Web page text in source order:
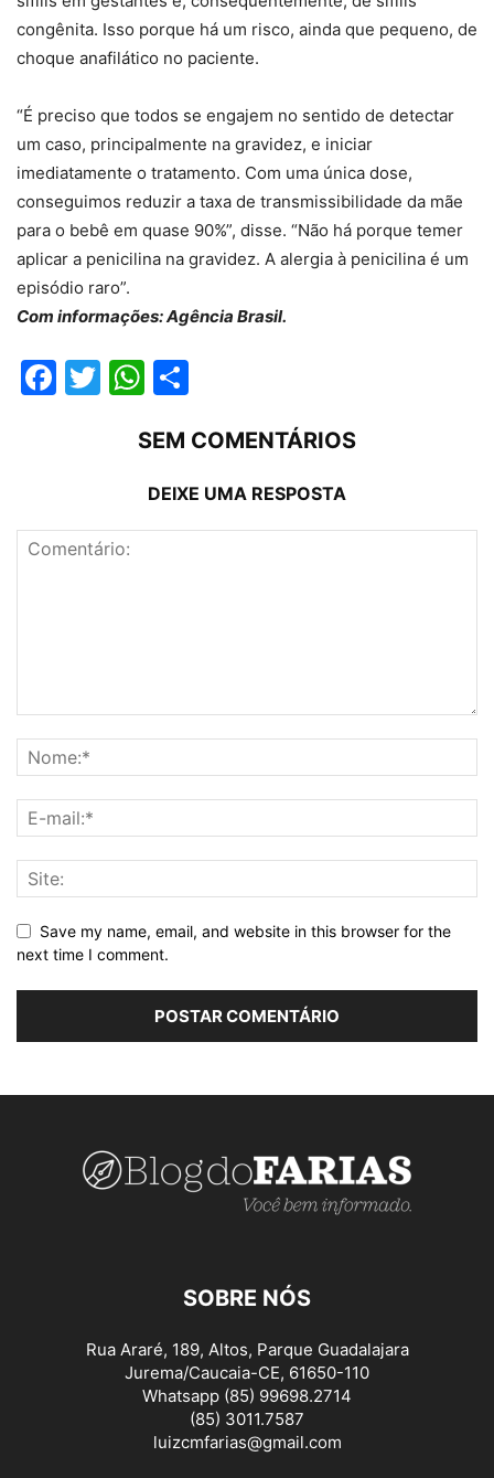
congênita. Isso porque há um risco, ainda que pequeno, de
choque anafilático no paciente.
“É preciso que todos se engajem no sentido de detectar
um caso, principalmente na gravidez, e iniciar
imediatamente o tratamento. Com uma única dose,
conseguimos reduzir a taxa de transmissibilidade da mãe
para o bebê em quase 90%”, disse. “Não há porque temer
aplicar a penicilina na gravidez. A alergia à penicilina é um
episódio raro”.
Com informações: Agência Brasil.
Facebook
TwitterWhatsApp
SEM COMENTÁRIOS
DEIXE UMA RESPOSTA
Save my name, email, and website in this browser for the
next time I comment.
SOBRE NÓS
Rua Araré, 189, Altos, Parque Guadalajara
Jurema/Caucaia-CE, 61650-110
Whatsapp (85) 99698.2714
(85) 3011.7587
luizcmfarias@gmail.com